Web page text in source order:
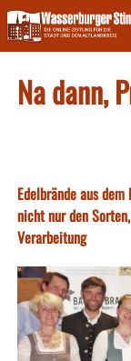
Skip
to
content
Na dann,
Edelbrände aus
nicht nur den
Verarbeitung